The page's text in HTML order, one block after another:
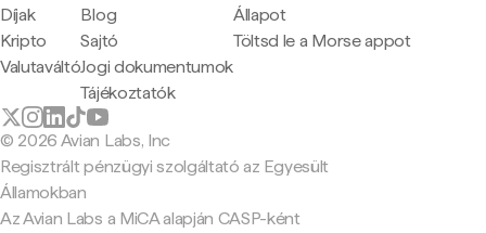
Díjak
Kripto
Valutaváltó
Blog
Sajtó
Jogi dokumentumok
Tájékoztatók
Állapot
Töltsd le a Morse appot
© 2026 Avian Labs, Inc
Regisztrált pénzügyi szolgáltató az Egyesült
Államokban
Az Avian Labs a MiCA alapján CASP-ként